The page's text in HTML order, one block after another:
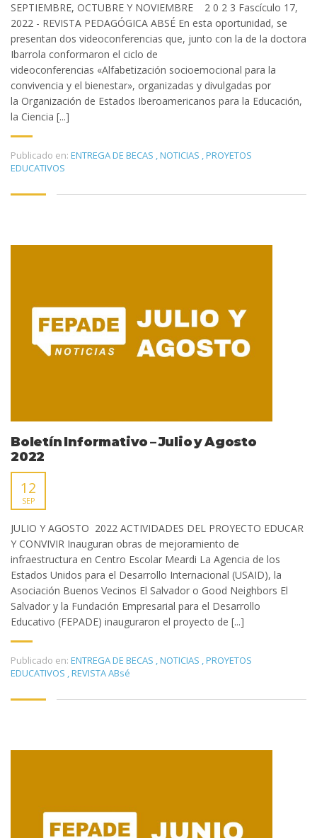
SEPTIEMBRE, OCTUBRE Y NOVIEMBRE 2 0 2 3 Fascículo 17,
2022 - REVISTA PEDAGÓGICA ABSÉ En esta oportunidad, se
presentan dos videoconferencias que, junto con la de la doctora
Ibarrola conformaron el ciclo de
videoconferencias «Alfabetización socioemocional para la
convivencia y el bienestar», organizadas y divulgadas por
la Organización de Estados Iberoamericanos para la Educación,
la Ciencia [...]
Publicado en: ENTREGA DE BECAS ,NOTICIAS ,PROYETOS
EDUCATIVOS
Boletín Informativo – Julio y Agosto
2022
12
SEP
JULIO Y AGOSTO 2022 ACTIVIDADES DEL PROYECTO EDUCAR
Y CONVIVIR Inauguran obras de mejoramiento de
infraestructura en Centro Escolar Meardi La Agencia de los
Estados Unidos para el Desarrollo Internacional (USAID), la
Asociación Buenos Vecinos El Salvador o Good Neighbors El
Salvador y la Fundación Empresarial para el Desarrollo
Educativo (FEPADE) inauguraron el proyecto de [...]
Publicado en: ENTREGA DE BECAS ,NOTICIAS ,PROYETOS
EDUCATIVOS ,REVISTA ABsé